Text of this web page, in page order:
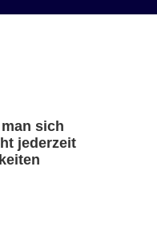
sich
jederzeit